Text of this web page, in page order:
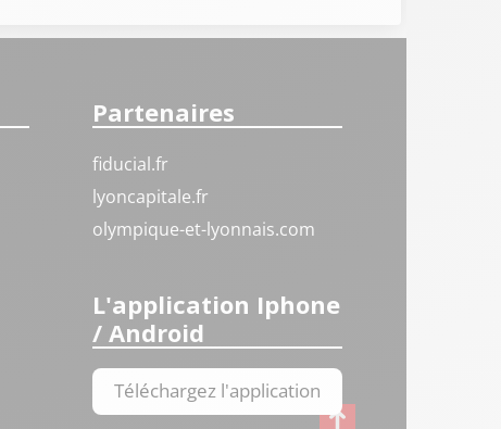
Partenaires
fiducial.fr
lyoncapitale.fr
olympique-et-lyonnais.com
L'application Iphone
/ Android
Téléchargez l'application